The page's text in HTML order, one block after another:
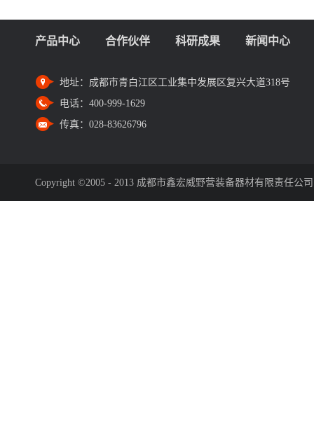
产品中心 合作伙伴 科研成果 新闻中心
地址： 成都市青白江区工业集中发展区复兴大道318号
电话： 400-999-1629
传真： 028-83626796
Copyright ©2005 - 2013 成都市鑫宏威野营装备器材有限责任公司